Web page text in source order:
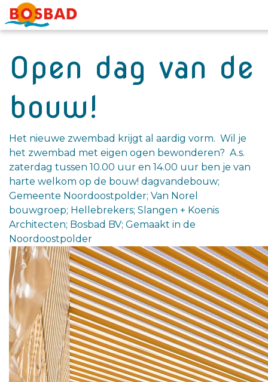
Open dag van de
bouw!
Het nieuwe zwembad krijgt al aardig vorm. Wil je
het zwembad met eigen ogen bewonderen? A.s.
zaterdag tussen 10.00 uur en 14.00 uur ben je van
harte welkom op de bouw! dagvandebouw;
Gemeente Noordoostpolder; Van Norel
bouwgroep; Hellebrekers; Slangen + Koenis
Architecten; Bosbad BV; Gemaakt in de
Noordoostpolder